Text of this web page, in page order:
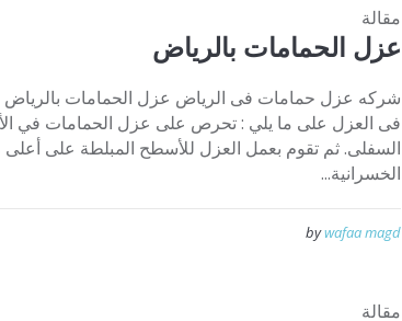
مقالة
عزل الحمامات بالرياض
شركه عزل حمامات فى الرياض عزل الحمامات
فى العزل على ما يلي : تحرص على عزل الحمامات في
السفلى. ثم تقوم بعمل العزل للأسطح المبلطة على
الخسرانية...
bywafaa magd
مقالة